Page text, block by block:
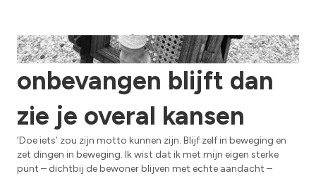
Wanneer je
onbevangen blijft dan
zie je overal kansen
‘Doe iets’ zou zijn motto kunnen zijn. Blijf zelf in beweging en
zet dingen in beweging. Ik wist dat ik met mijn eigen sterke
punt – dichtbij de bewoner blijven met echte aandacht –